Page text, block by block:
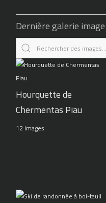
Dernière galerie
Hourquette de
Chermentas Piau
12 Images